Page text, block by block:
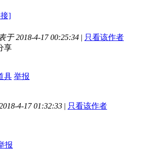
]
于 2018-4-17 00:25:34 | 只看该作者
享
具 举报
4-17 01:32:33 | 只看该作者
报